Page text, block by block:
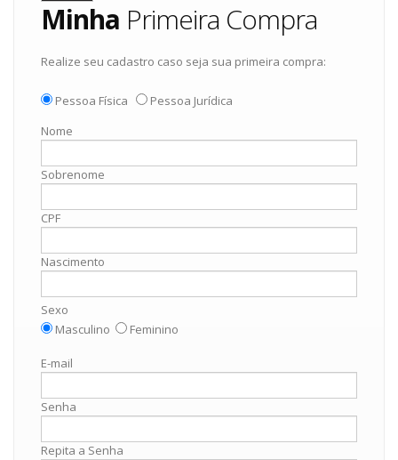
Minha Primeira Compra
Realize seu cadastro caso seja sua primeira compra:
Pessoa Física
Pessoa Jurídica
Nome
Sobrenome
CPF
Nascimento
Sexo
Masculino
Feminino
E-mail
Senha
Repita a Senha